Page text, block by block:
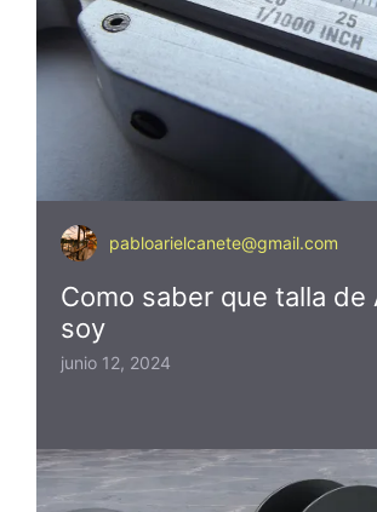
pabloarielcanete@gmail.com
Como saber que talla de
soy
junio 12, 2024